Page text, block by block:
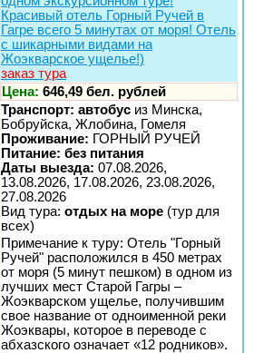
Красивый отель Горный Ручей в
Гагре всего 5 минутах от моря! Отель
с шикарными видами на
Жоэкварское ущелье!)
заказ тура
Цена: 646,49 бел. рублей
Транспорт: автобус из Минска,
Бобруйска, Жлобина, Гомеля
Проживание: ГОРНЫЙ РУЧЕЙ
Питание: без питания
Даты выезда: 07.08.2026,
13.08.2026, 17.08.2026, 23.08.2026,
27.08.2026
Вид тура: отдых на море (тур для
всех)
Примечание к туру: Отель "Горный
Ручей" расположился в 450 метрах
от моря (5 минут пешком) в одном из
лучших мест Старой Гагры –
Жоэкварском ущелье, получившим
свое название от одноименной реки
Жоэквары, которое в переводе с
абхазского означает «12 родников».